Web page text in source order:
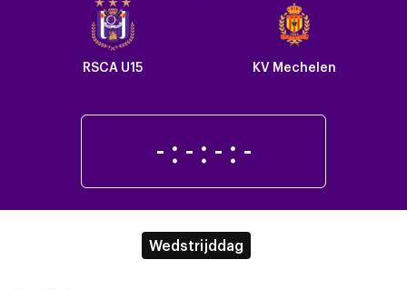
Crest
Dark
RSCA U15 KV Mechelen
- : - : - : -
Wedstrijddag